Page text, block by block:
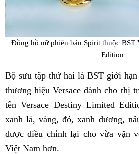
Đồng hồ nữ phiên bản Spirit thuộc BST
Edition
Bộ sưu tập thứ hai là BST giới
thương hiệu Versace dành cho thị
tên Versace Destiny Limited
xanh lá, vàng, đỏ, xanh dương,
được điều chỉnh lại cho vừa vặn
Việt Nam hơn.